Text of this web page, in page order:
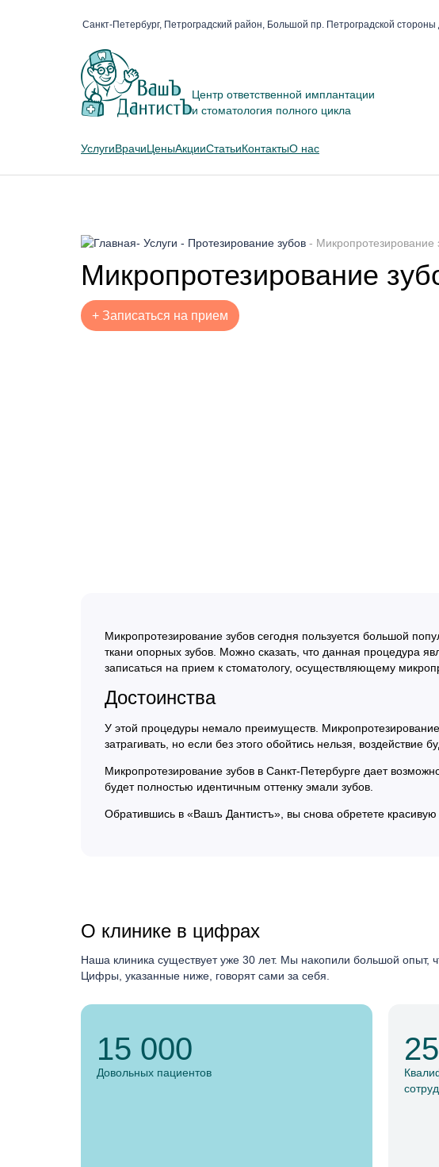
Санкт-Петербург, Петроградский район, Большой пр. Петроградской стороны
Центр ответственной имплантации
и стоматология полного цикла
УслугиВрачиЦеныАкцииСтатьиКонтактыО нас
- Услуги - Протезирование зубов - Микропротезирование
Микропротезирование
+ Записаться на прием
Микропротезирование зубов сегодня пользуется большой
ткани опорных зубов. Можно сказать, что данная процедура
записаться на прием к стоматологу, осуществляющему
Достоинства
У этой процедуры немало преимуществ.
затрагивать, но если без этого обойтись нельзя, воздействие
Микропротезирование зубов в Санкт-Петербурге дает
будет полностью идентичным оттенку эмали зубов.
Обратившись в «Вашъ Дантистъ», вы снова обретете
О клинике в цифрах
Наша клиника существует уже 30 лет. Мы накопили большой опыт,
Цифры, указанные ниже, говорят сами за себя.
15 000
Довольных пациентов
25